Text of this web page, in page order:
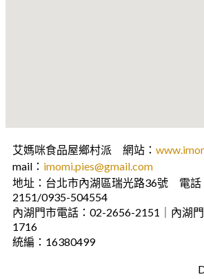
艾媽咪食品屋鄉村派 網站：
mail： imomi.pies@gmail.com
地址：台北市內湖區瑞光路36號 電話
2151/0935-504554
內湖門市電話：02-2656-2151｜內湖
1716
統編：16380499